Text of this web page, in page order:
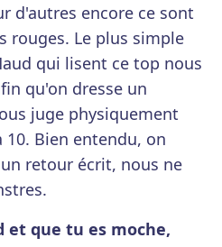
d'autres encore ce sont
rouges. Le plus simple
qui lisent ce top nous
qu'on dresse un
juge physiquement
10. Bien entendu, on
retour écrit, nous ne
et que tu es moche,